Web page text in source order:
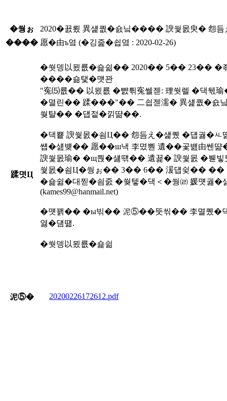
�쒕ぉ
2020�꾨룄 異섍퀎�숈닠���� 諛쒗몴臾� 怨듬
���� 愿�由ъ옄 (�깅줉�쇱옄 : 2020-02-26)
蹂몃Ц
�쒓뎅以묐룞�숉쉶�� 2020�� 5�� 23�� �
����숆탳�먯꽌
"寃⑸룞�� 以묐룞 �뺤튂寃쎌젣: 理쒓렐 �댁뒋
�멸린�� 蹂���"�� 二쇱젣濡� 異섍퀎�숈
쒖턀�� �덉젙�낅땲��.
�댁뿉 諛쒗몴�쇰Ц�� 怨듬え�섍퀬 �덉궗�ㅻ
썝�섎뱾�� 愿��ш낵 李몄뿬 遺��곷뱶由쎈
諛쒗몴瑜� �щ쭩�섏떆�� 遺꾩� 諛쒗몴 �붿
쒗몴�쇰Ц�쒕ぉ�� 3�� 6�� 湲덉슂�� ��
�숉쉶�대찓�쇰줈 �쒖텧�댁＜�쒕㈃ 媛먯궗
(kames99@hanmail.net)
�먯꽭�� �ы빆�� 泥⑤��뚯씪�� 李멸퀬�댁
엻�덈떎.
�쒓뎅以묐룞�숉쉶
泥⑤� 20200226172612.pdf